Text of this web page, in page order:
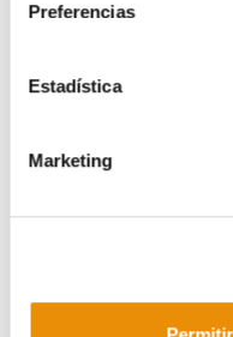
Preferencias
Estadística
Marketing
Adoración Guamán
consecuencias para la
"Ha habido una